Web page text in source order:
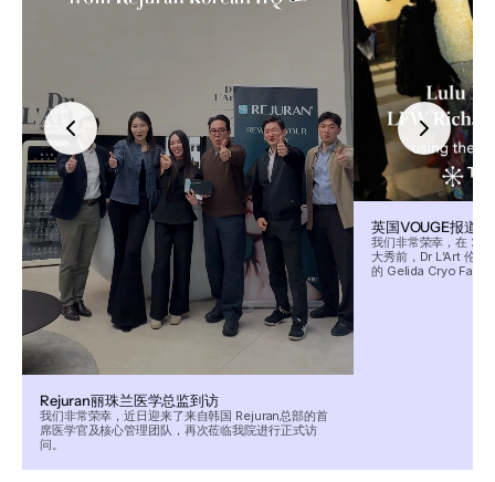
Rejuran丽珠兰医学总监到访
我们非常荣幸，近日迎来了来自韩国 Rejuran总部的首
席医学官及核心管理团队，再次莅临我院进行正式访
问。
英国VOUGE报道
我们非常荣幸，在
大秀前，Dr L’Art 伦
的 Gelida Cryo Facial